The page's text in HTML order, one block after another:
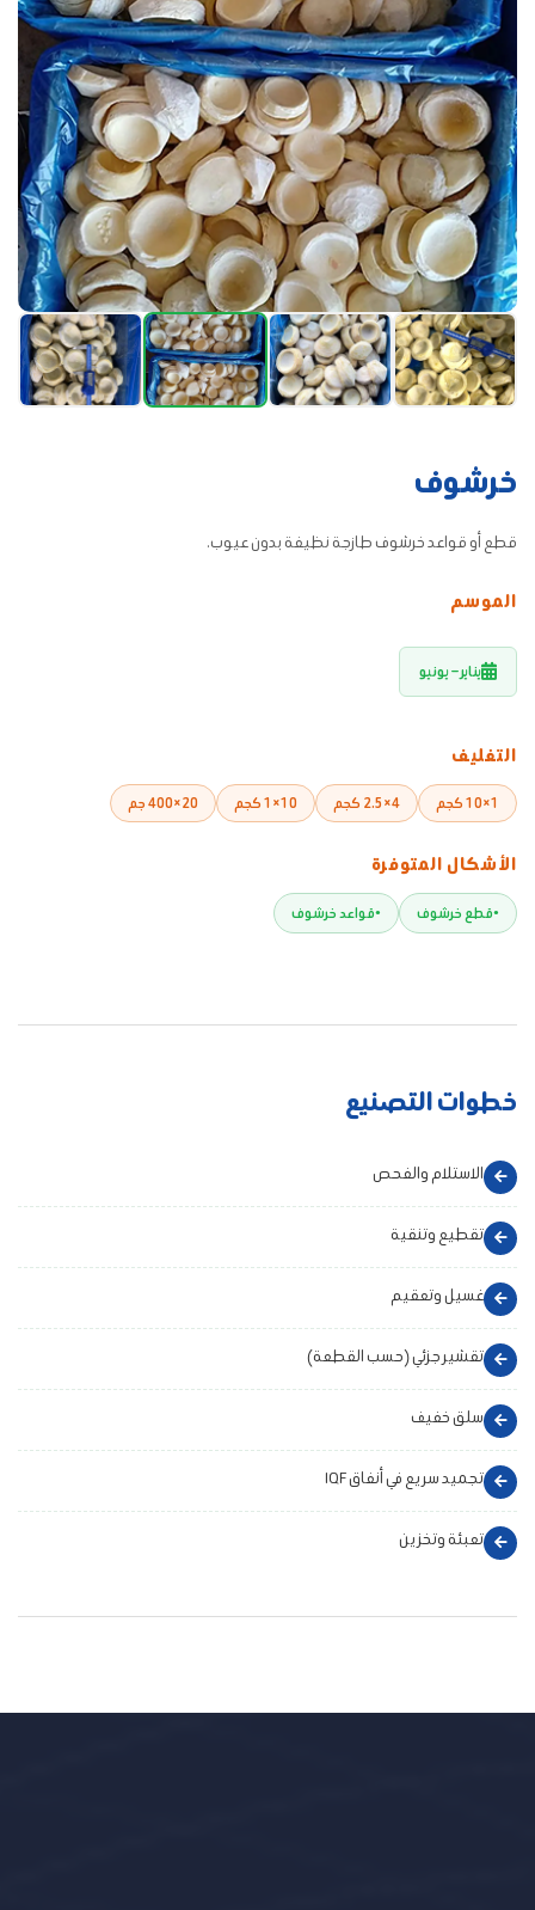
خرشوف
قطع أو قواعد خرشوف طازجة نظيفة بدون عيوب.
الموسم
يناير – يونيو
التغليف
1×10 كجم 4×2.5 كجم 10×1 كجم 20×400 جم
الأشكال المتوفرة
قطع خرشوف قواعد خرشوف
خطوات التصنيع
الاستلام والفحص
تقطيع وتنقية
غسيل وتعقيم
تقشير جزئي (حسب القطعة)
سلق خفيف
تجميد سريع في أنفاق IQF
تعبئة وتخزين